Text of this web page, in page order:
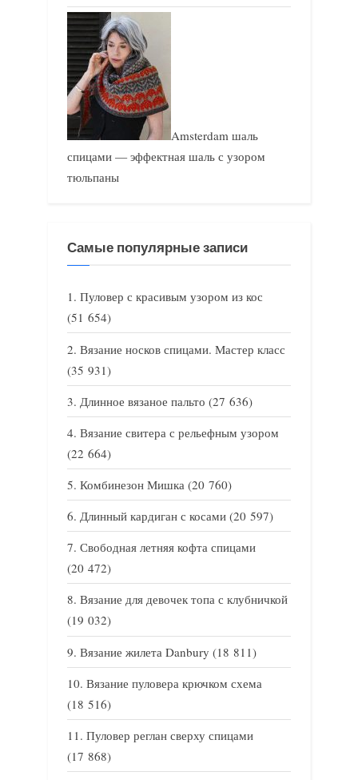
Amsterdam шаль
спицами — эффектная шаль с узором
тюльпаны
Самые популярные записи
Пуловер с красивым узором из кос
(51 654)
Вязание носков спицами. Мастер класс
(35 931)
Длинное вязаное пальто (27 636)
Вязание свитера с рельефным узором
(22 664)
Комбинезон Мишка (20 760)
Длинный кардиган с косами (20 597)
Свободная летняя кофта спицами
(20 472)
Вязание для девочек топа с клубничкой
(19 032)
Вязание жилета Danbury (18 811)
Вязание пуловера крючком схема
(18 516)
Пуловер реглан сверху спицами
(17 868)